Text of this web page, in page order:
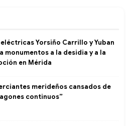
Yorsiño Carrillo y Yuban
monumentos a la desidia y a la
en Mérida
merideños cansados de
continuos”